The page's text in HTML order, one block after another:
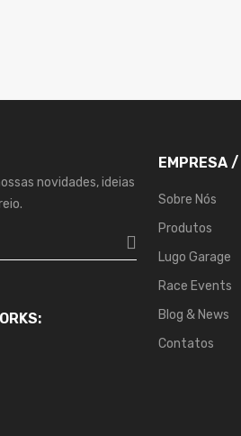
novidades, ideias
EMPRESA /
Sobre Nós
Produtos
Lugo Garage
Race Events
Blog & News
Contatos